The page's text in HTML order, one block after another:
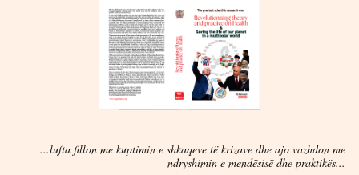
...lufta fillon me kuptimin e shkaqeve të krizave dhe ajo vazhdon me
ndryshimin e mendësisë dhe praktikës...